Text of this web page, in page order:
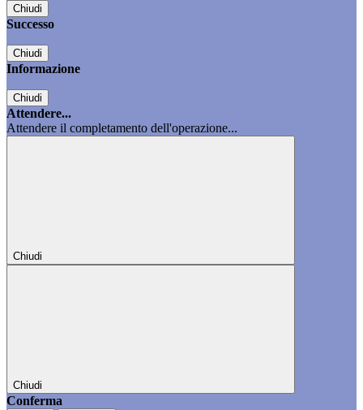
Chiudi
Successo
Chiudi
Informazione
Chiudi
Attendere...
Attendere il completamento dell'operazione...
Chiudi
Chiudi
Conferma